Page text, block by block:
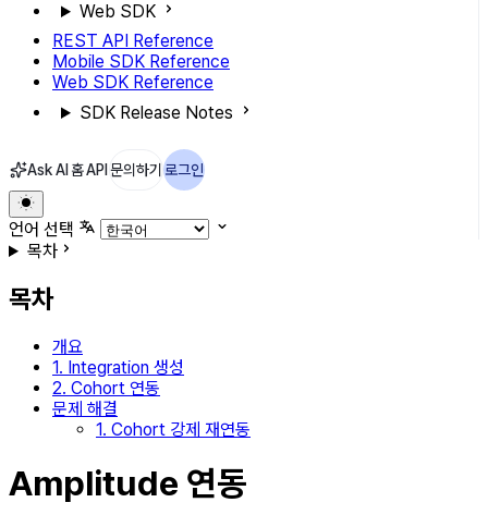
Web SDK
REST API Reference
Mobile SDK Reference
Web SDK Reference
SDK Release Notes
Ask AI 홈API 문의하기 로그인
언어 선택
목차
목차
개요
1. Integration 생성
2. Cohort 연동
문제 해결
1. Cohort 강제 재연동
Amplitude 연동